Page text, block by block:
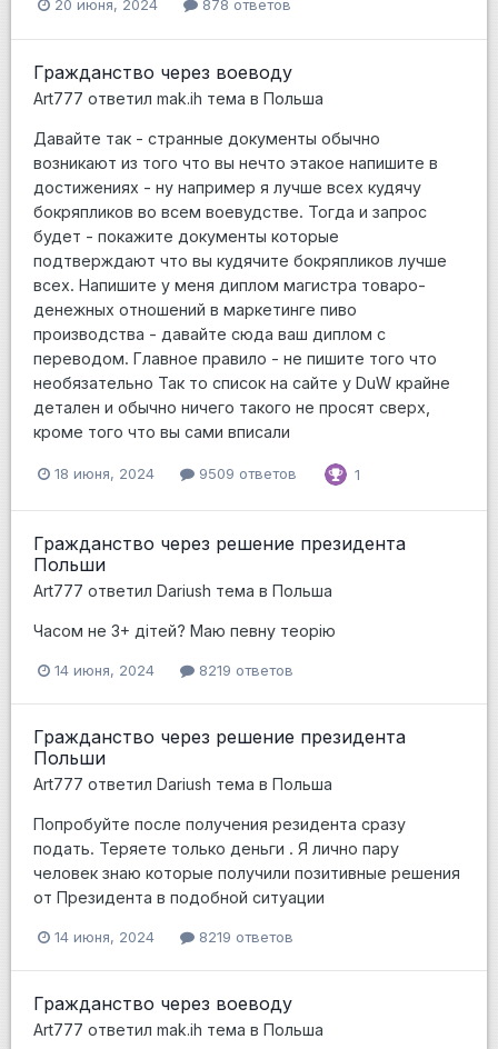
20 июня, 2024 878 ответов
Гражданство через воеводу
Art777 ответил mak.ih тема в Польша
Давайте так - странные документы обычно
возникают из того что вы нечто этакое напишите в
достижениях - ну например я лучше всех кудячу
бокряпликов во всем воевудстве. Тогда и запрос
будет - покажите документы которые
подтверждают что вы кудячите бокряпликов лучше
всех. Напишите у меня диплом магистра товаро-
денежных отношений в маркетинге пиво
производства - давайте сюда ваш диплом с
переводом. Главное правило - не пишите того что
необязательно Так то список на сайте у DuW крайне
детален и обычно ничего такого не просят сверх,
кроме того что вы сами вписали
18 июня, 2024 9509 ответов 1
Гражданство через решение президента
Польши
Art777 ответил Dariush тема в Польша
Часом не 3+ дітей? Маю певну теорію
14 июня, 2024 8219 ответов
Гражданство через решение президента
Польши
Art777 ответил Dariush тема в Польша
Попробуйте после получения резидента сразу
подать. Теряете только деньги . Я лично пару
человек знаю которые получили позитивные решения
от Президента в подобной ситуации
14 июня, 2024 8219 ответов
Гражданство через воеводу
Art777 ответил mak.ih тема в Польша